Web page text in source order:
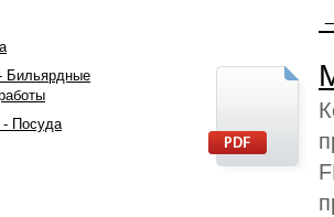
Бильярдные
- Посуда